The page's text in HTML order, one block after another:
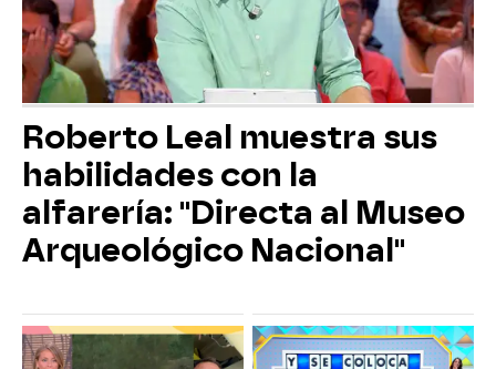
Roberto Leal muestra sus
habilidades con la
alfarería: "Directa al Museo
Arqueológico Nacional"